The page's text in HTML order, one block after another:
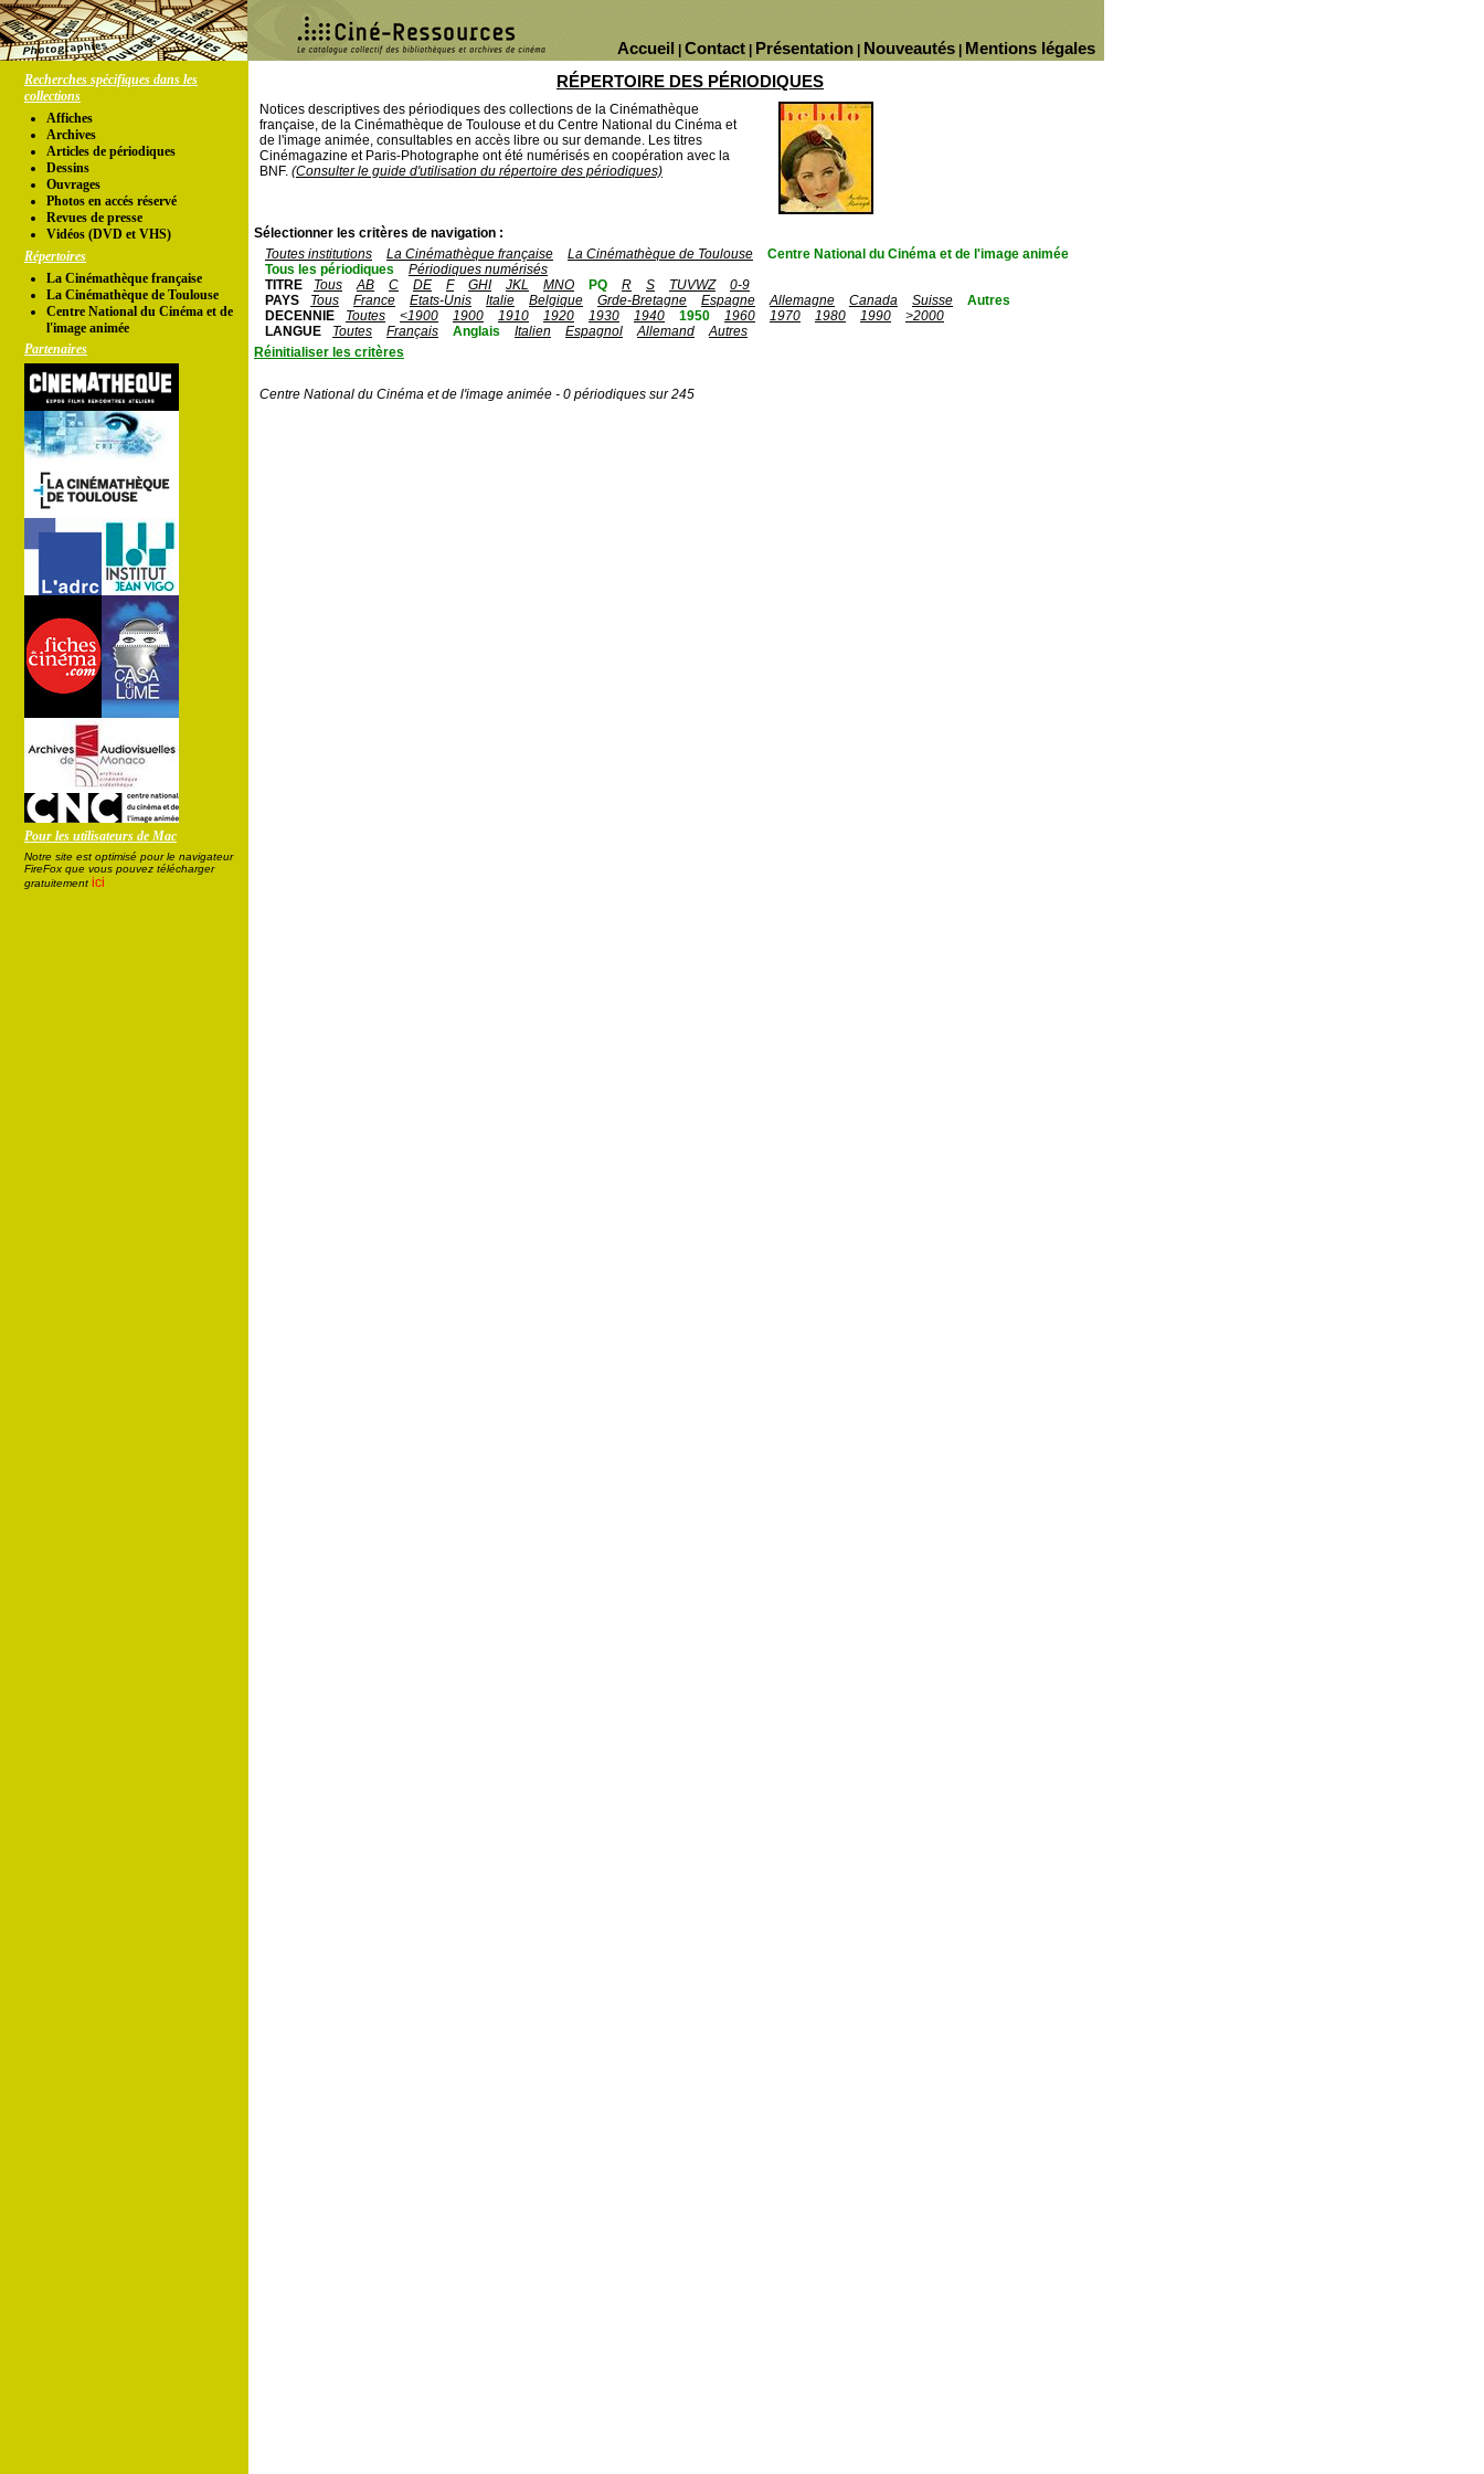
Mentions légales
Nouveautés
Présentation
Contact
Accueil
Recherches spécifiques dans les
collections
Affiches
Archives
Articles de périodiques
Dessins
Ouvrages
Photos en accés réservé
Revues de presse
Vidéos (DVD et VHS)
Répertoires
La Cinémathèque française
La Cinémathèque de Toulouse
Centre National du Cinéma et de
l'image animée
Partenaires
Pour les utilisateurs de Mac
Notre site est optimisé pour le navigateur
FireFox que vous pouvez télécharger
gratuitement ici
RÉPERTOIRE DES PÉRIODIQUES
Notices descriptives des périodiques des collections de la Cinémathèque
française, de la Cinémathèque de Toulouse et du Centre National du Cinéma et
de l'image animée, consultables en accès libre ou sur demande. Les titres
Cinémagazine et Paris-Photographe ont été numérisés en coopération avec la
BNF. (Consulter le guide d'utilisation du répertoire des périodiques)
Sélectionner les critères de navigation :
Toutes institutions
La Cinémathèque française La Cinémathèque de Toulouse
Centre National du Cinéma et de l'image animée
Tous les périodiques
Périodiques numérisés
TITRE
Tous AB C DE F GHI JKL MNO PQ R S TUVWZ
0-9
PAYS
Tous France Etats-Unis Italie Belgique Grde-Bretagne Espagne Allemagne Canada Suisse
Autres
DECENNIE
Toutes <1900 1900 1910 1920 1930 1940 1950 1960 1970 1980 1990
>2000
LANGUE
Toutes Français Anglais Italien Espagnol Allemand
Autres
Réinitialiser les critères
Centre National du Cinéma et de l'image animée - 0 périodiques sur 245